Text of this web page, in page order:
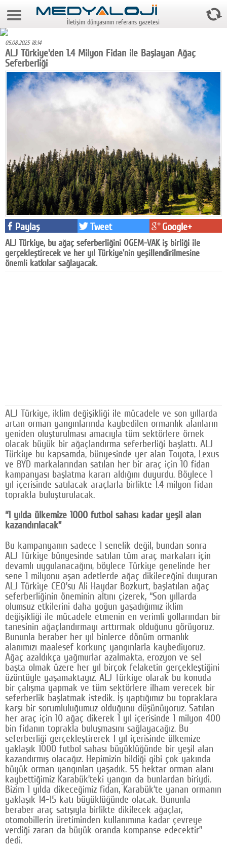
7 Ağustos 2026 9:59:37
Foto Galeri
Video Galeri
Gazeteler
Teknoloji
Televizyon
Dünya
Pr
Facebook
Diziler
SOSYAL MEDYA
Facebook
Twitter
Google Plus
© 2026 TÜM HAKLARI SAKLIDIR
İletişim dünyasının referans gazetesi
05.08.2025 18:14
ALJ Türkiye'den 1.4 Milyon Fidan ile Başlayan Ağaç
Seferberliği
Paylaş Tweet Google+
ALJ Türkiye, bu ağaç seferberliğini OGEM-VAK iş birliği ile
gerçekleştirecek ve her yıl Türkiye'nin yeşillendirilmesine
önemli katkılar sağlayacak.
ALJ Türkiye, iklim değişikliği ile mücadele ve son yıllarda
artan orman yangınlarında kaybedilen ormanlık alanların
yeniden oluşturulması amacıyla tüm sektörlere örnek
olacak büyük bir ağaçlandırma seferberliği başlattı. ALJ
Türkiye bu kapsamda, bünyesinde yer alan Toyota, Lexus
ve BYD markalarından satılan her bir araç için 10 fidan
kampanyası başlatma kararı aldığını duyurdu. Böylece 1
yıl içerisinde satılacak araçlarla birlikte 1.4 milyon fidan
toprakla buluşturulacak.
“1 yılda ülkemize 1000 futbol sahası kadar yeşil alan
kazandırılacak”
Bu kampanyanın sadece 1 senelik değil, bundan sonra
ALJ Türkiye bünyesinde satılan tüm araç markaları için
devamlı uygulanacağını, böylece Türkiye genelinde her
sene 1 milyonu aşan adetlerde ağaç dikileceğini duyuran
ALJ Türkiye CEO’su Ali Haydar Bozkurt, başlatılan ağaç
seferberliğinin öneminin altını çizerek, “Son yıllarda
olumsuz etkilerini daha yoğun yaşadığımız iklim
değişikliği ile mücadele etmenin en verimli yollarından bir
tanesinin ağaçlandırmayı arttırmak olduğunu görüyoruz.
Bununla beraber her yıl binlerce dönüm ormanlık
alanımızı maalesef korkunç yangınlarla kaybediyoruz.
Ağaç azaldıkça yağmurlar azalmakta, erozyon ve sel
başta olmak üzere her yıl birçok felaketin gerçekleştiğini
üzüntüyle yaşamaktayız. ALJ Türkiye olarak bu konuda
bir çalışma yapmak ve tüm sektörlere ilham verecek bir
seferberlik başlatmak istedik. İş yaptığımız bu topraklara
karşı bir sorumluluğumuz olduğunu düşünüyoruz. Satılan
her araç için 10 ağaç dikerek 1 yıl içerisinde 1 milyon 400
bin fidanın toprakla buluşmasını sağlayacağız. Bu
seferberliği gerçekleştirerek 1 yıl içerisinde ülkemize
yaklaşık 1000 futbol sahası büyüklüğünde bir yeşil alan
kazandırmış olacağız. Hepimizin bildiği gibi çok yakında
büyük orman yangınları yaşadık. 55 hektar orman alanı
kaybettiğimiz Karabük’teki yangın da bunlardan biriydi.
Bizim 1 yılda dikeceğimiz fidan, Karabük’te yanan ormanın
yaklaşık 14-15 katı büyüklüğünde olacak. Bununla
beraber araç satışıyla birlikte dikilecek ağaçlar,
otomobillerin üretiminden kullanımına kadar çevreye
verdiği zararı da büyük oranda kompanse edecektir”
dedi.